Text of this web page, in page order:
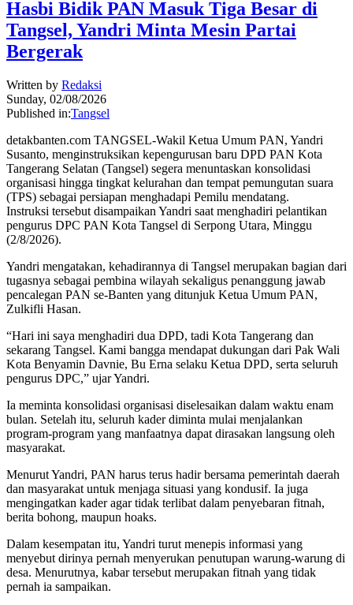
Hasbi Bidik PAN Masuk Tiga Besar di
Tangsel, Yandri Minta Mesin Partai
Bergerak
Written by Redaksi
Sunday, 02/08/2026
Published in:Tangsel
detakbanten.com TANGSEL-Wakil Ketua Umum PAN, Yandri
Susanto, menginstruksikan kepengurusan baru DPD PAN Kota
Tangerang Selatan (Tangsel) segera menuntaskan konsolidasi
organisasi hingga tingkat kelurahan dan tempat pemungutan suara
(TPS) sebagai persiapan menghadapi Pemilu mendatang.
Instruksi tersebut disampaikan Yandri saat menghadiri pelantikan
pengurus DPC PAN Kota Tangsel di Serpong Utara, Minggu
(2/8/2026).
Yandri mengatakan, kehadirannya di Tangsel merupakan bagian dari
tugasnya sebagai pembina wilayah sekaligus penanggung jawab
pencalegan PAN se-Banten yang ditunjuk Ketua Umum PAN,
Zulkifli Hasan.
“Hari ini saya menghadiri dua DPD, tadi Kota Tangerang dan
sekarang Tangsel. Kami bangga mendapat dukungan dari Pak Wali
Kota Benyamin Davnie, Bu Erna selaku Ketua DPD, serta seluruh
pengurus DPC,” ujar Yandri.
Ia meminta konsolidasi organisasi diselesaikan dalam waktu enam
bulan. Setelah itu, seluruh kader diminta mulai menjalankan
program-program yang manfaatnya dapat dirasakan langsung oleh
masyarakat.
Menurut Yandri, PAN harus terus hadir bersama pemerintah daerah
dan masyarakat untuk menjaga situasi yang kondusif. Ia juga
mengingatkan kader agar tidak terlibat dalam penyebaran fitnah,
berita bohong, maupun hoaks.
Dalam kesempatan itu, Yandri turut menepis informasi yang
menyebut dirinya pernah menyerukan penutupan warung-warung di
desa. Menurutnya, kabar tersebut merupakan fitnah yang tidak
pernah ia sampaikan.